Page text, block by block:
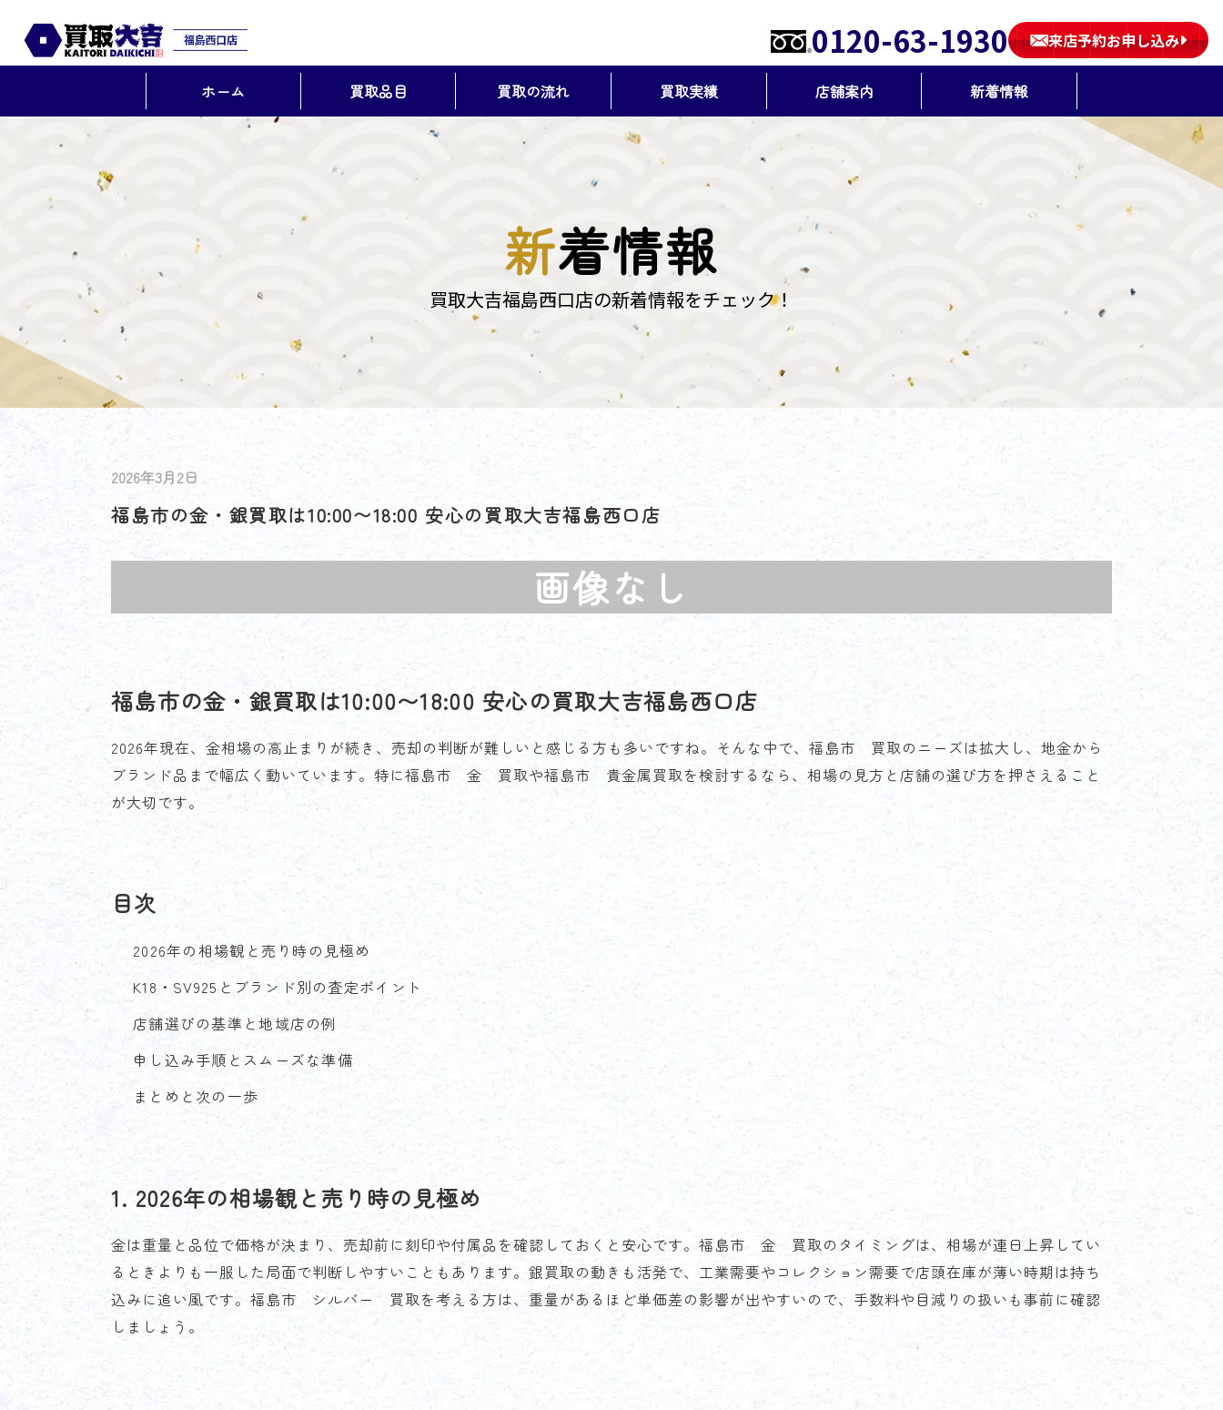
0120-63-1930 来店予約お申し込み
ホーム 買取品目 買取の流れ 買取実績 店舗案内 新着情報
新着情報
買取大吉福島西口店の新着情報をチェック！
2026年3月2日
福島市の金・銀買取は10:00〜18:00 安心の買取大吉福島西口店
画像なし
福島市の金・銀買取は10:00〜18:00 安心の買取大吉福島西口店
2026年現在、金相場の高止まりが続き、売却の判断が難しいと感じる方も多いですね。そんな中で、福島市 買取のニーズは拡大し、地金から
ブランド品まで幅広く動いています。特に福島市 金 買取や福島市 貴金属買取を検討するなら、相場の見方と店舗の選び方を押さえること
が大切です。
目次
2026年の相場観と売り時の見極め
K18・SV925とブランド別の査定ポイント
店舗選びの基準と地域店の例
申し込み手順とスムーズな準備
まとめと次の一歩
1. 2026年の相場観と売り時の見極め
金は重量と品位で価格が決まり、売却前に刻印や付属品を確認しておくと安心です。福島市 金 買取のタイミングは、相場が連日上昇してい
るときよりも一服した局面で判断しやすいこともあります。銀買取の動きも活発で、工業需要やコレクション需要で店頭在庫が薄い時期は持ち
込みに追い風です。福島市 シルバー 買取を考える方は、重量があるほど単価差の影響が出やすいので、手数料や目減りの扱いも事前に確認
しましょう。